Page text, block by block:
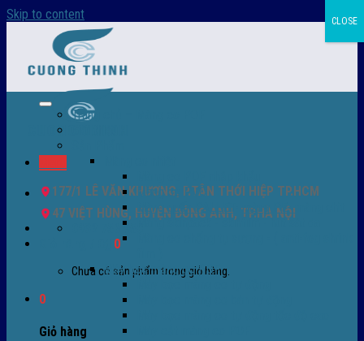
Skip to content
177/1 LÊ VĂN KHƯƠNG, P.TÂN THỚI HIỆP TP.HCM
47 VIỆT HÙNG, HUYỆN ĐÔNG ANH, TP.HÀ NỘI
0932 756 950
0
Chưa có sản phẩm trong giỏ hàng.
0
Giỏ hàng
Trang chủ – Màng co POF
Màng co PVC
Màng quấn PALLET- màng PE- màng chit
Màng skinpack - skinfilm - hút sát da
Máy bọc màng co POF
CLOSE